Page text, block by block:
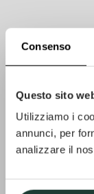
Consenso
Questo sito
Utilizziamo i
annunci, per
analizzare il